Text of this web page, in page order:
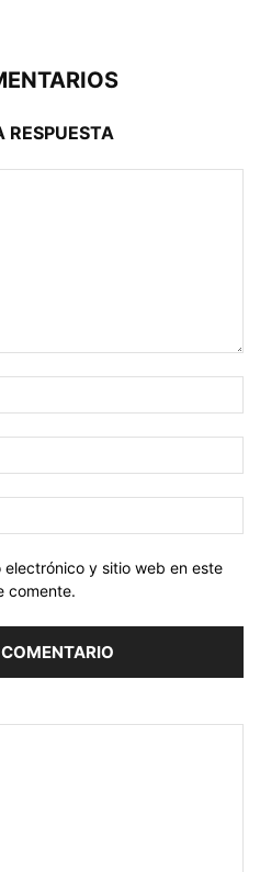
RESPUESTA
y sitio web en este
comente.